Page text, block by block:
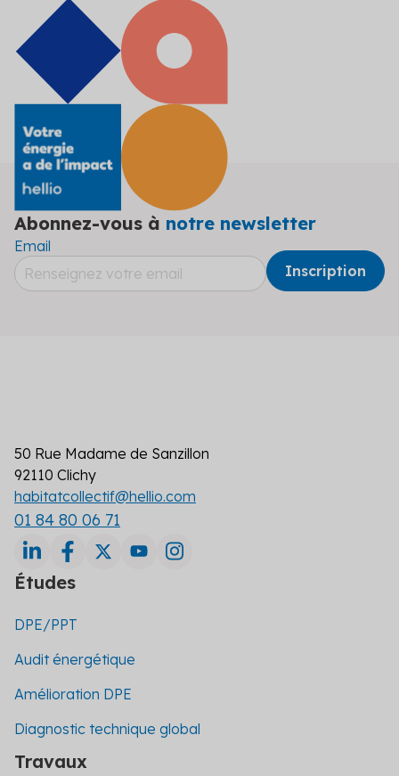
Abonnez-vous à notre newsletter
Email
50 Rue Madame de Sanzillon
92110 Clichy
habitatcollectif@hellio.com
01 84 80 06 71
Études
DPE/PPT
Audit énergétique
Amélioration DPE
Diagnostic technique global
Travaux